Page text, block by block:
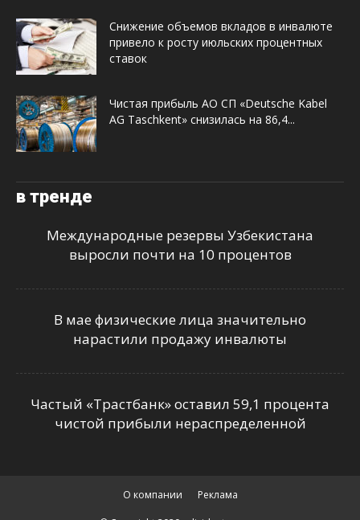
Снижение объемов вкладов в инвалюте
привело к росту июльских процентных
ставок
Чистая прибыль АО СП «Deutsche Kabel
AG Taschkent» снизилась на 86,4...
в тренде
Международные резервы Узбекистана
выросли почти на 10 процентов
В мае физические лица значительно
нарастили продажу инвалюты
Частый «Трастбанк» оставил 59,1 процента
чистой прибыли нераспределенной
О компании Реклама